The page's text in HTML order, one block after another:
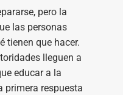
pero la
las personas
tienen que hacer.
lleguen a
educar a la
primera respuesta